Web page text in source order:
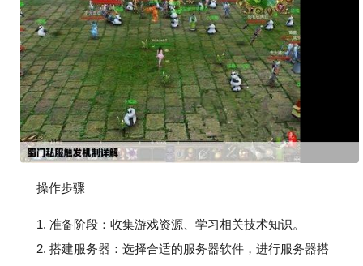
操作步骤
1. 准备阶段：收集游戏资源、学习相关技术知识。
2. 搭建服务器：选择合适的服务器软件，进行服务器搭